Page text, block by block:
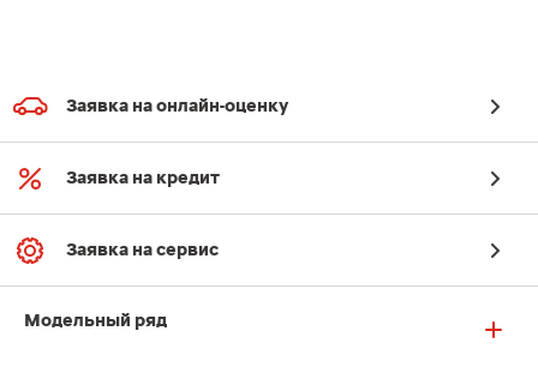
Заявка на онлайн-оценку
Заявка на кредит
Заявка на сервис
Модельный ряд